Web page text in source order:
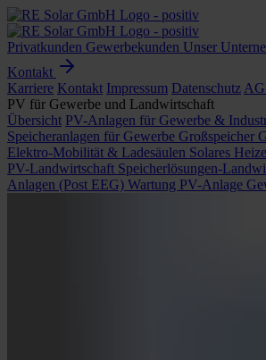
Privatkunden Gewerbekunden Unser
Kontakt
Karriere Kontakt Impressum Datenschutz
PV für Gewerbe und Landwirtschaft
Übersicht PV-Anlagen für Gewerbe &
Speicheranlagen für Gewerbe Großspeicher
Elektro-Mobilität & Ladesäulen Solares
PV-Landwirtschaft Speicherlösungen-
Anlagen (Post EEG) Wartung PV-Anlage